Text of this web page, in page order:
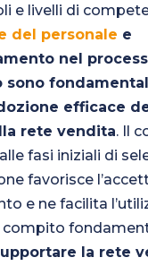
e livelli di
del personale e
nel
sono
efficace
rete vendita. Il
fasi iniziali di
favorisce
e ne facilita
compito
la rete